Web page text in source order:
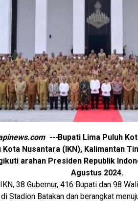
---Bupati Lima Puluh
Kota Nusantara (IKN), Kalimantan
arahan Presiden Republik
Agustus 2024.
38 Gubernur, 416 Bupati dan 98
Stadion Batakan dan berangkat